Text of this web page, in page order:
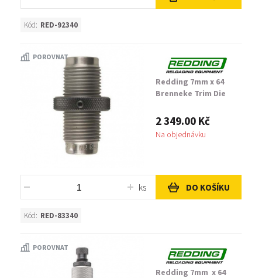
Kód: RED-92340
POROVNAT
Redding 7mm x 64
Brenneke Trim Die
2 349.00 Kč
Na objednávku
ks DO KOŠÍKU
Kód: RED-83340
POROVNAT
Redding 7mm x 64